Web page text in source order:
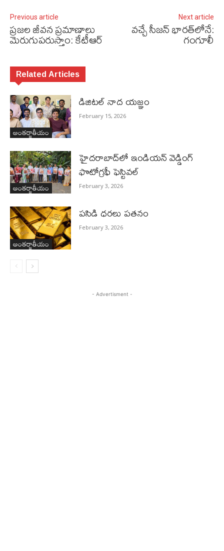
Previous article
ప్రజల జీవన ప్రమాణాలు
మెరుగుపరుస్తాం: కేటీఆర్‌
Next article
వచ్చే సీజన్‌ భారత్‌లోనే:
గంగూలీ
Related Articles
అంతర్జాతీయం
డిజిటల్ నాద యజ్ఞం
February 15, 2026
అంతర్జాతీయం
హైదరాబాద్‌లో ఇండియన్ వెడ్డింగ్
ఫొటోగ్రఫీ ఫెస్టివల్
February 3, 2026
అంతర్జాతీయం
పసిడి ధరలు పతనం
February 3, 2026
- Advertisment -